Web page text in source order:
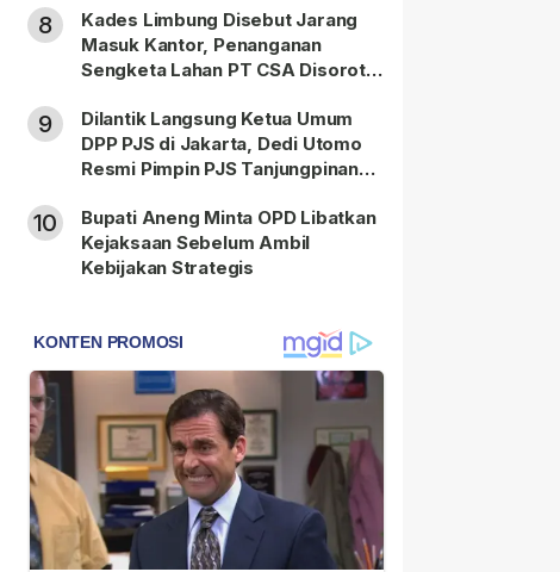
8
Kades Limbung Disebut Jarang
Masuk Kantor, Penanganan
Sengketa Lahan PT CSA Disorot
9
Dilantik Langsung Ketua Umum
DPP PJS di Jakarta, Dedi Utomo
Resmi Pimpin PJS Tanjungpinang-
10
Bupati Aneng Minta OPD Libatkan
Kejaksaan Sebelum Ambil
Kebijakan Strategis